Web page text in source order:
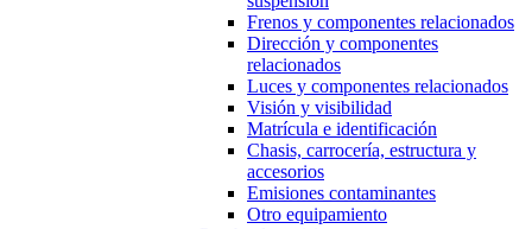
Frenos y componentes relacionados
Dirección y componentes
relacionados
Luces y componentes relacionados
Visión y visibilidad
Matrícula e identificación
Chasis, carrocería, estructura y
accesorios
Emisiones contaminantes
Otro equipamiento